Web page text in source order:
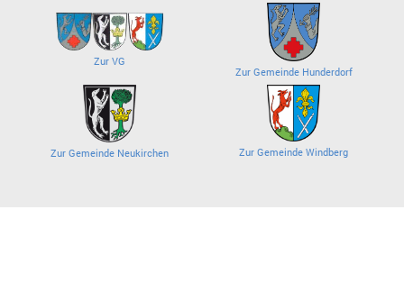
Zur VG
Zur Gemeinde Hunderdorf
Zur Gemeinde Neukirchen Zur Gemeinde Windberg